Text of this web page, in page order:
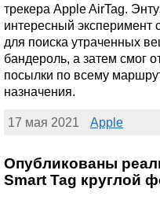
трекера Apple AirTag.
интересный эксперимент
для поиска утраченных
бандероль, а затем смог
посылки по всему
назначения.
17 мая 2021 Apple
Опубликованы
Smart Tag круглой